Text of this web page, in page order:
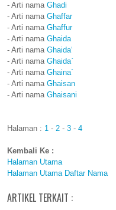
- Arti nama Ghadi
- Arti nama Ghaffar
- Arti nama Ghaffur
- Arti nama Ghaida
- Arti nama Ghaida‘
- Arti nama Ghaida`
- Arti nama Ghaina`
- Arti nama Ghaisan
- Arti nama Ghaisani
Halaman : 1 - 2 - 3 - 4
Kembali Ke :
Halaman Utama
Halaman Utama Daftar Nama
ARTIKEL TERKAIT :